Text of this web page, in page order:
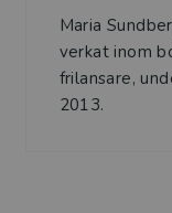
Maria
verkat inom
frilansare,
2013.